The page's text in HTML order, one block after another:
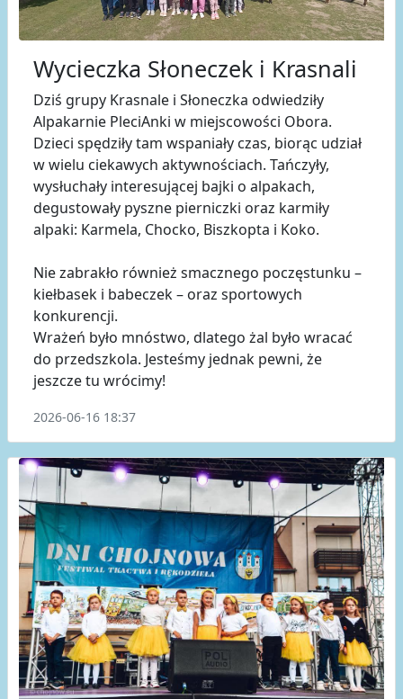
Wycieczka Słoneczek i Krasnali
Dziś grupy Krasnale i Słoneczka odwiedziły
Alpakarnie PleciAnki w miejscowości Obora.
Dzieci spędziły tam wspaniały czas, biorąc udział
w wielu ciekawych aktywnościach. Tańczyły,
wysłuchały interesującej bajki o alpakach,
degustowały pyszne pierniczki oraz karmiły
alpaki: Karmela, Chocko, Biszkopta i Koko.
Nie zabrakło również smacznego poczęstunku –
kiełbasek i babeczek – oraz sportowych
konkurencji.
Wrażeń było mnóstwo, dlatego żal było wracać
do przedszkola. Jesteśmy jednak pewni, że
jeszcze tu wrócimy!
2026-06-16 18:37